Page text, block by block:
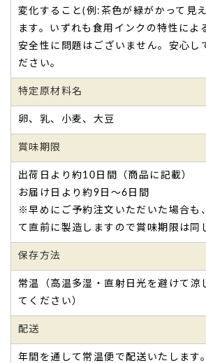
変化すること(例:茶色が緑がかって見
ます。いずれも食用インクの特性によ
安全性に問題はございません。安心し
ださい。
特定原材料名
卵、乳、小麦、大豆
賞味期限
出荷日より約10日間（商品に記載）
お届け日より約9日～6日間
※早めにご予約注文いただいた場合も
て直前に製造しますので賞味期限は同
保存方法
常温（高温多湿・直射日光を避けて涼
てください）
配送
年間を通して常温便で配送いたします